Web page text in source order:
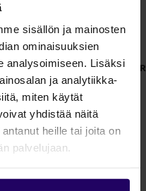
sisällön ja mainosten
ominaisuuksien
analysoimiseen. Lisäksi
ja analytiikka-
miten käytät
yhdistää näitä
heille tai joita on
palvelujaan.
yrityksiä